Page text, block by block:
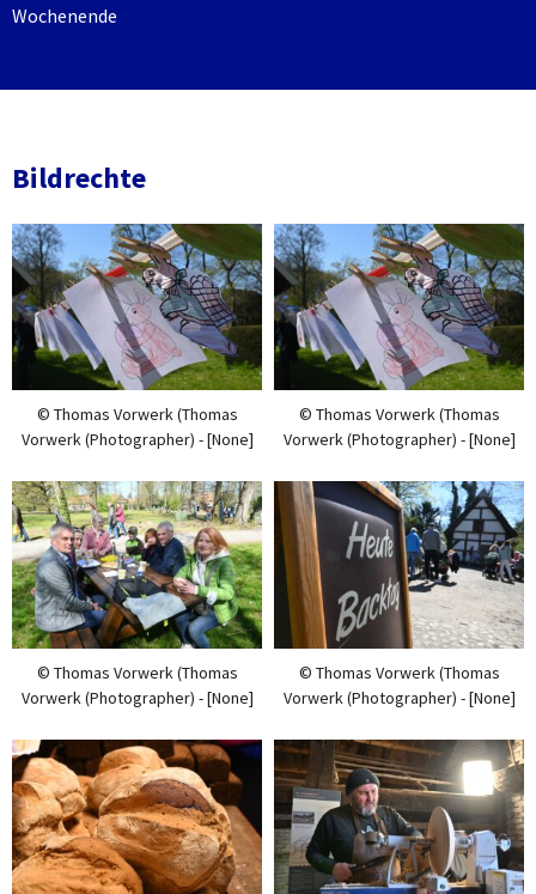
Wochenende
Bildrechte
© Thomas Vorwerk (Thomas
Vorwerk (Photographer) - [None]
© Thomas Vorwerk (Thomas
Vorwerk (Photographer) - [None]
© Thomas Vorwerk (Thomas
Vorwerk (Photographer) - [None]
© Thomas Vorwerk (Thomas
Vorwerk (Photographer) - [None]